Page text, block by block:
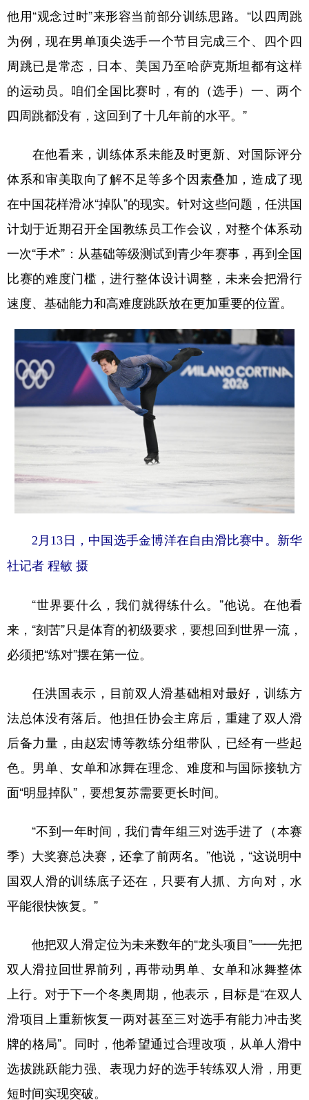
他用“观念过时”来形容当前部分训练思路。“以四周跳
为例，现在男单顶尖选手一个节目完成三个、四个四
周跳已是常态，日本、美国乃至哈萨克斯坦都有这样
的运动员。咱们全国比赛时，有的（选手）一、两个
四周跳都没有，这回到了十几年前的水平。”
在他看来，训练体系未能及时更新、对国际评分
体系和审美取向了解不足等多个因素叠加，造成了现
在中国花样滑冰“掉队”的现实。针对这些问题，任洪国
计划于近期召开全国教练员工作会议，对整个体系动
一次“手术”：从基础等级测试到青少年赛事，再到全国
比赛的难度门槛，进行整体设计调整，未来会把滑行
速度、基础能力和高难度跳跃放在更加重要的位置。
2月13日，中国选手金博洋在自由滑比赛中。新华
社记者 程敏 摄
“世界要什么，我们就得练什么。”他说。在他看
来，“刻苦”只是体育的初级要求，要想回到世界一流，
必须把“练对”摆在第一位。
任洪国表示，目前双人滑基础相对最好，训练方
法总体没有落后。他担任协会主席后，重建了双人滑
后备力量，由赵宏博等教练分组带队，已经有一些起
色。男单、女单和冰舞在理念、难度和与国际接轨方
面“明显掉队”，要想复苏需要更长时间。
“不到一年时间，我们青年组三对选手进了（本赛
季）大奖赛总决赛，还拿了前两名。”他说，“这说明中
国双人滑的训练底子还在，只要有人抓、方向对，水
平能很快恢复。”
他把双人滑定位为未来数年的“龙头项目”——先把
双人滑拉回世界前列，再带动男单、女单和冰舞整体
上行。对于下一个冬奥周期，他表示，目标是“在双人
滑项目上重新恢复一两对甚至三对选手有能力冲击奖
牌的格局”。同时，他希望通过合理改项，从单人滑中
选拔跳跃能力强、表现力好的选手转练双人滑，用更
短时间实现突破。